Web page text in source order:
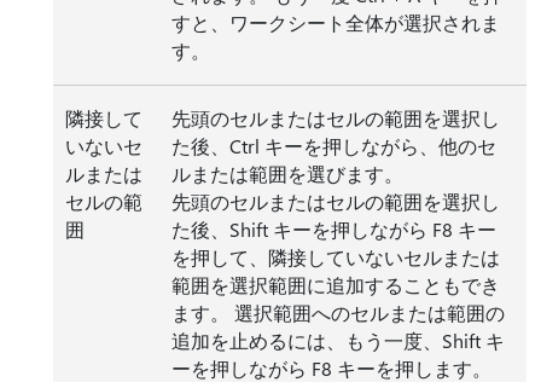
すと、ワークシート全体が選択されま
す。
隣接して
いないセ
ルまたは
セルの範
囲
先頭のセルまたはセルの範囲を選択し
た後、Ctrl キーを押しながら、他のセ
ルまたは範囲を選びます。
先頭のセルまたはセルの範囲を選択し
た後、Shift キーを押しながら F8 キー
を押して、隣接していないセルまたは
範囲を選択範囲に追加することもでき
ます。 選択範囲へのセルまたは範囲の
追加を止めるには、もう一度、Shift キ
ーを押しながら F8 キーを押します。